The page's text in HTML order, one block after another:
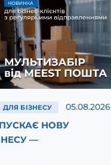
ДЛЯ БІЗНЕСУ 05.08.2026
НОВУ
—